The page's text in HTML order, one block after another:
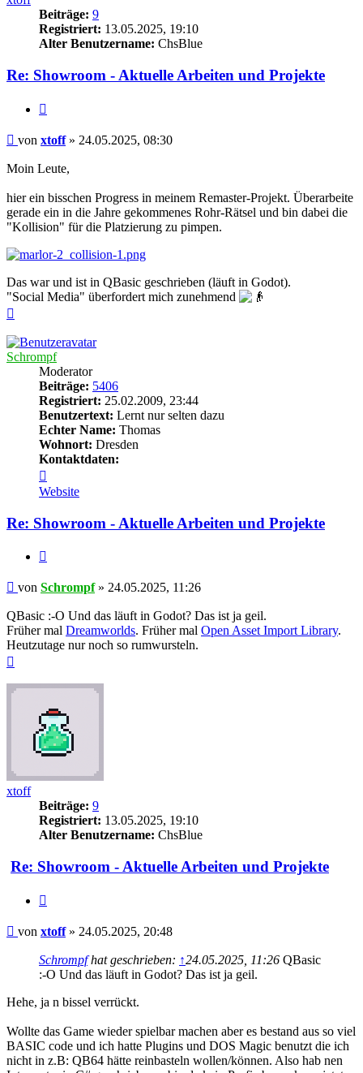
Beiträge: 9
Registriert: 13.05.2025, 19:10
Alter Benutzername: ChsBlue
Re: Showroom - Aktuelle Arbeiten und Projekte
Beitrag
von xtoff» 24.05.2025, 08:30
Moin Leute,
hier ein bisschen Progress in meinem Remaster-Projekt. Überarbeite
gerade ein in die Jahre gekommenes Rohr-Rätsel und bin dabei die
"Kollision" für die Platzierung zu pimpen.
Das war und ist in QBasic geschrieben (läuft in Godot).
"Social Media" überfordert mich zunehmend
Schrompf
Moderator
Beiträge: 5406
Registriert: 25.02.2009, 23:44
Benutzertext: Lernt nur selten dazu
Echter Name: Thomas
Wohnort: Dresden
Kontaktdaten:
von
Schrompf
Website
Re: Showroom - Aktuelle Arbeiten und Projekte
Beitrag
von Schrompf» 24.05.2025, 11:26
QBasic :-O Und das läuft in Godot? Das ist ja geil.
Früher mal Dreamworlds. Früher mal Open Asset Import Library.
Heutzutage nur noch so rumwursteln.
xtoff
Beiträge: 9
Registriert: 13.05.2025, 19:10
Alter Benutzername: ChsBlue
Re: Showroom - Aktuelle Arbeiten und Projekte
Beitrag
von xtoff» 24.05.2025, 20:48
Schrompfhat geschrieben: ↑24.05.2025, 11:26 QBasic
:-O Und das läuft in Godot? Das ist ja geil.
Hehe, ja n bissel verrückt.
Wollte das Game wieder spielbar machen aber es bestand aus so viel
BASIC code und ich hatte Plugins und DOS Magic benutzt die ich
nicht in z.B: QB64 hätte reinbasteln wollen/können. Also hab nen